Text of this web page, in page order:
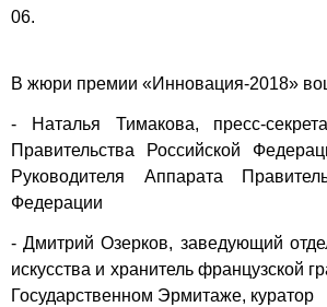
06.
В жюри премии «Инновация-2018»
- Наталья Тимакова, пресс-
Правительства Российской
Руководителя Аппарата
Федерации
- Дмитрий Озерков, заведующий
искусства и хранитель французской
Государственном Эрмитаже, куратор